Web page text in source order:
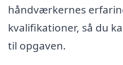
håndværkernes
kvalifikationer, så du
til opgaven.